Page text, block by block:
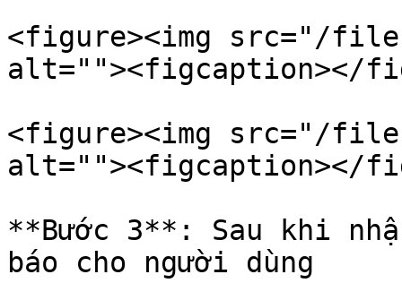
<figure><img src="/
alt=""><figcaption></
<figure><img src="/
alt=""><figcaption></
**Bước 3**: Sau khi
báo cho người dùng